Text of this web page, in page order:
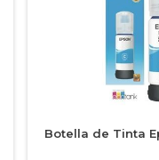
Botella de Tinta